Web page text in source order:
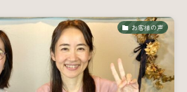
お客様の声